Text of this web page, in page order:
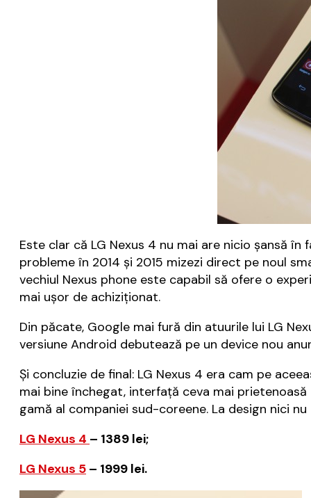
Este clar că LG Nexus 4 nu mai are nicio șansă
probleme în 2014 și 2015 mizezi direct pe noul
vechiul Nexus phone este capabil să ofere o
mai ușor de achiziționat.
Din păcate, Google mai fură din atuurile lui LG
versiune Android debutează pe un device nou
Și concluzie de final: LG Nexus 4 era cam pe
mai bine închegat, interfață ceva mai
gamă al companiei sud-coreene. La design nici
LG Nexus 4 – 1389 lei;
LG Nexus 5 – 1999 lei.